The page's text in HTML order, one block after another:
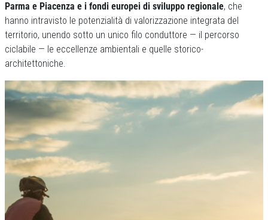
Parma e Piacenza e i fondi europei di sviluppo regionale, che
hanno intravisto le potenzialità di valorizzazione integrata del
territorio, unendo sotto un unico filo conduttore — il percorso
ciclabile — le eccellenze ambientali e quelle storico-
architettoniche.